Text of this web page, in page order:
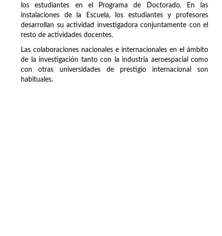
los estudiantes en el Programa de Doctorado. En las
instalaciones de la Escuela, los estudiantes y profesores
desarrollan su actividad investigadora conjuntamente con el
resto de actividades docentes.
Las colaboraciones nacionales e internacionales en el ámbito
de la investigación tanto con la industria aeroespacial como
con otras universidades de prestigio internacional son
habituales.